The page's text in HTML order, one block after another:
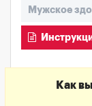
Мужское
Как